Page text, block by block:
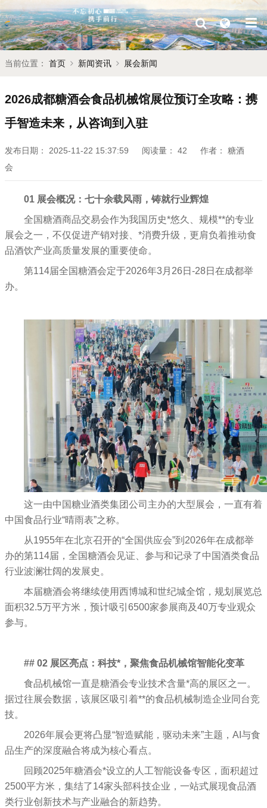
当前位置： 首页 新闻资讯 展会新闻
2026成都糖酒会食品机械馆展位预订全攻略：携
手智造未来，从咨询到入驻
发布日期： 2025-11-22 15:37:59 阅读量： 42 作者：
糖酒
会
01 展会概况：七十余载风雨，铸就行业辉煌
全国糖酒商品交易会作为我国历史*悠久、规模**的专业
展会之一，不仅促进产销对接、*消费升级，更肩负着推动食
品酒饮产业高质量发展的重要使命。
第114届全国糖酒会定于2026年3月26日-28日在成都举
办。
这一由中国糖业酒类集团公司主办的大型展会，一直有着
中国食品行业“晴雨表”之称。
从1955年在北京召开的“全国供应会”到2026年在成都举
办的第114届，全国糖酒会见证、参与和记录了中国酒类食品
行业波澜壮阔的发展史。
本届糖酒会将继续使用西博城和世纪城全馆，规划展览总
面积32.5万平方米，预计吸引6500家参展商及40万专业观众
参与。
## 02 展区亮点：科技*，聚焦食品机械馆智能化变革
食品机械馆一直是糖酒会专业技术含量*高的展区之一。
据过往展会数据，该展区吸引着**的食品机械制造企业同台竞
技。
2026年展会更将凸显“智造赋能，驱动未来”主题，AI与食
品生产的深度融合将成为核心看点。
回顾2025年糖酒会*设立的人工智能设备专区，面积超过
2500平方米，集结了14家头部科技企业，一站式展现食品酒
类行业创新技术与产业融合的新趋势。